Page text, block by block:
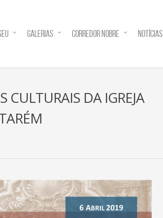
GALERIAS CORREDOR NOBRE NOTÍCIAS
CULTURAIS DA IGREJA